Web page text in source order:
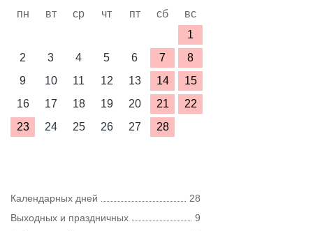
пн вт ср чт пт сб
вс
1
2
3 4 5 6 7
8
9
10 11 12 13 14
15
16
17 18 19 20 21
22
23
24 25 26 27 28
Календарных дней
28
Выходных и праздничных
9